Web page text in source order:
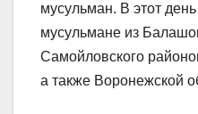
мусульман. В этот
мусульмане из
Самойловского
а также Воронежской